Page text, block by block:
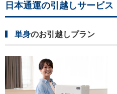
日本通運の引越しサービス
単身のお引越しプラン